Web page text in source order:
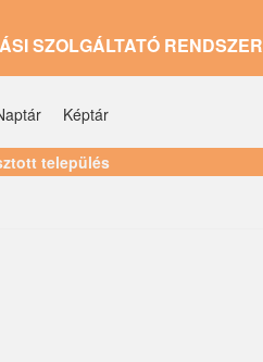
SZOLGÁLTATÓ RENDSZER
Képtár
település